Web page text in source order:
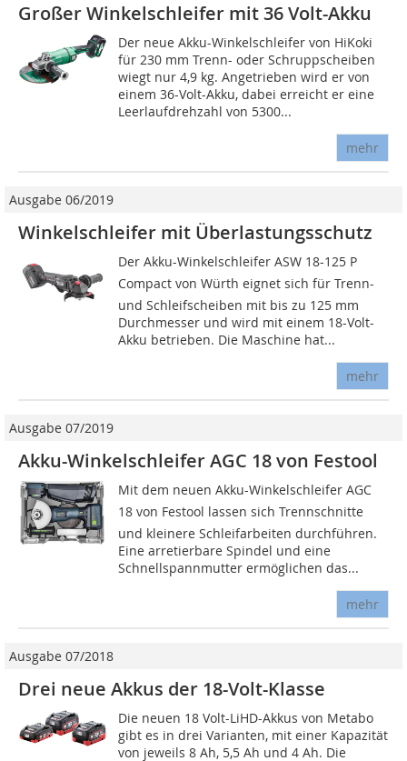
Großer Winkelschleifer mit 36 Volt-Akku
Der neue Akku-Winkelschleifer von HiKoki
für 230 mm Trenn- oder Schruppscheiben
wiegt nur 4,9 kg. Angetrieben wird er von
einem 36-Volt-Akku, dabei erreicht er eine
Leerlaufdrehzahl von 5300...
mehr
Ausgabe 06/2019
Winkelschleifer mit Überlastungsschutz
Der Akku-Winkelschleifer ASW 18-125 P
Compact von Würth eignet sich für Trenn-
und Schleifscheiben mit bis zu 125 mm
Durchmesser und wird mit einem 18-Volt-
Akku betrieben. Die Maschine hat...
mehr
Ausgabe 07/2019
Akku-Winkelschleifer AGC 18 von Festool
Mit dem neuen Akku-Winkelschleifer AGC
18 von Festool lassen sich Trennschnitte
und kleinere Schleifarbeiten durchführen.
Eine arretierbare Spindel und eine
Schnellspannmutter ermöglichen das...
mehr
Ausgabe 07/2018
Drei neue Akkus der 18-Volt-Klasse
Die neuen 18 Volt-LiHD-Akkus von Metabo
gibt es in drei Varianten, mit einer Kapazität
von jeweils 8 Ah, 5,5 Ah und 4 Ah. Die